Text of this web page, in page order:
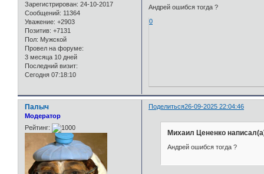
Зарегистрирован: 24-10-2017
Сообщений: 11364
Уважение: +2903
Позитив: +7131
Пол: Мужской
Провел на форуме:
3 месяца 10 дней
Последний визит:
Сегодня 07:18:10
Андрей ошибся тогда ?
0
Поделиться26-09-2025 22:04:46
Палыч
Модератор
Рейтинг:
Михаил Цененко
Андрей ошибся тогда ?